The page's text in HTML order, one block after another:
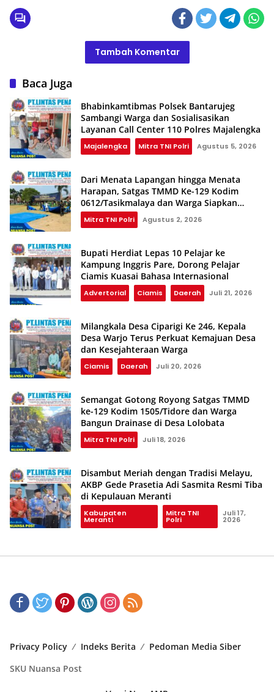
Tambah Komentar
Baca Juga
Bhabinkamtibmas Polsek Bantarujeg
Sambangi Warga dan Sosialisasikan
Layanan Call Center 110 Polres Majalengka
Majalengka Mitra TNI Polri Agustus 5, 2026
Dari Menata Lapangan hingga Menata
Harapan, Satgas TMMD Ke-129 Kodim
0612/Tasikmalaya dan Warga Siapkan
Shalat Istisqa
Mitra TNI Polri Agustus 2, 2026
Bupati Herdiat Lepas 10 Pelajar ke
Kampung Inggris Pare, Dorong Pelajar
Ciamis Kuasai Bahasa Internasional
Advertorial Ciamis Daerah Juli 21, 2026
Milangkala Desa Ciparigi Ke 246, Kepala
Desa Warjo Terus Perkuat Kemajuan Desa
dan Kesejahteraan Warga
Ciamis Daerah Juli 20, 2026
Semangat Gotong Royong Satgas TMMD
ke-129 Kodim 1505/Tidore dan Warga
Bangun Drainase di Desa Lolobata
Mitra TNI Polri Juli 18, 2026
Disambut Meriah dengan Tradisi Melayu,
AKBP Gede Prasetia Adi Sasmita Resmi Tiba
di Kepulauan Meranti
Kabupaten
Meranti
Mitra TNI
Polri
Juli 17,
2026
Privacy Policy Indeks Berita
Pedoman Media Siber
SKU Nuansa Post